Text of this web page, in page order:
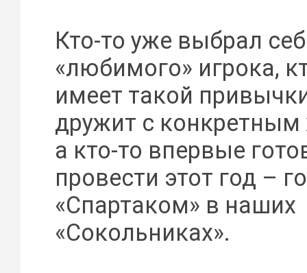
Кто-то уже выбрал
«любимого» игрока,
имеет такой
дружит с конкретным
а кто-то впервые
провести этот год –
«Спартаком» в наших
«Сокольниках».